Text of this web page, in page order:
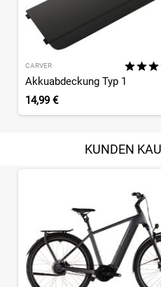
CARVER
Akkuabdeckung Typ 1
14,99 €
KUNDEN